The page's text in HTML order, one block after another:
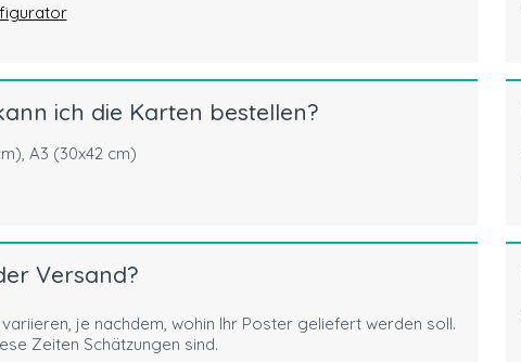
ich die Karten bestellen?
A3 (30x42 cm)
Versand?
je nachdem, wohin Ihr Poster geliefert werden soll.
Zeiten Schätzungen sind.